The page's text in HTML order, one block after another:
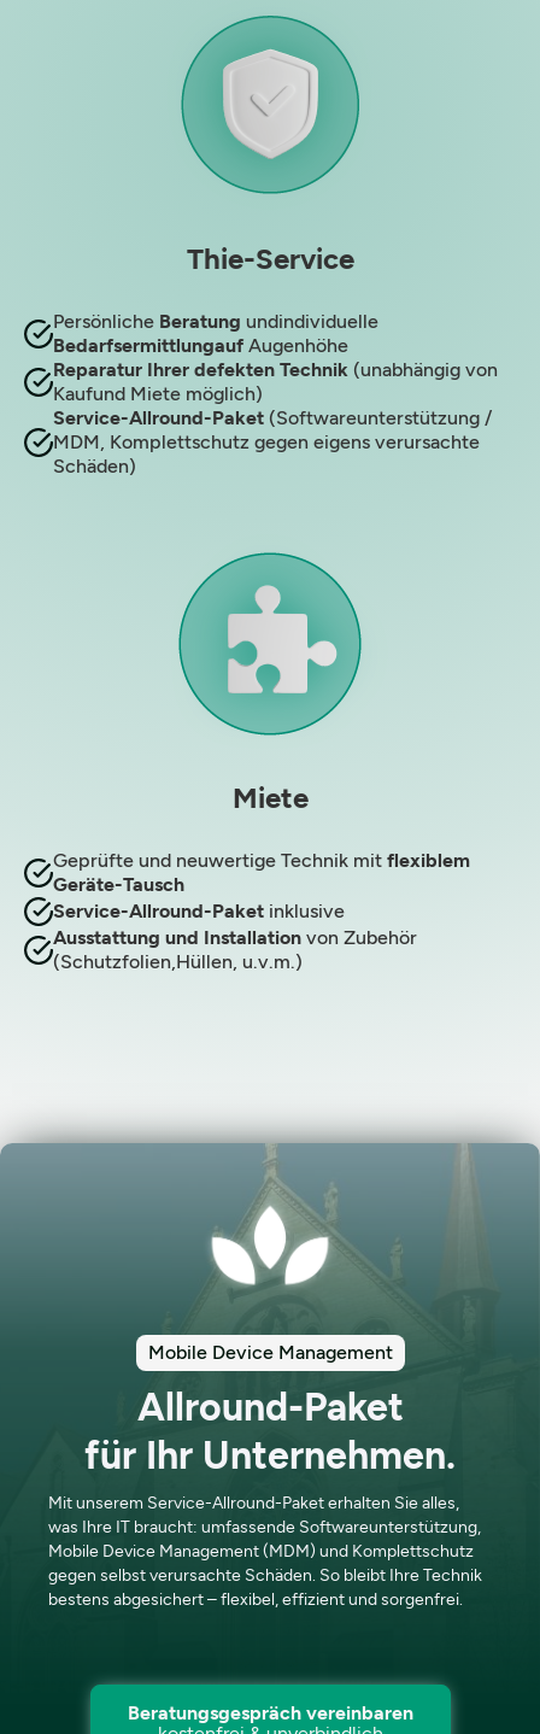
Thie-Service
Persönliche Beratung undindividuelle
Bedarfsermittlungauf Augenhöhe
Reparatur Ihrer defekten Technik (unabhängig von
Kaufund Miete möglich)
Service-Allround-Paket (Softwareunterstützung /
MDM, Komplettschutz gegen eigens verursachte
Schäden)
Miete
Geprüfte und neuwertige Technik mit flexiblem
Geräte-Tausch
Service-Allround-Paket inklusive
Ausstattung und Installation von Zubehör
(Schutzfolien,Hüllen, u.v.m.)
Mobile Device Management
Allround-Paket
für Ihr Unternehmen.
Mit unserem Service-Allround-Paket erhalten Sie alles,
was Ihre IT braucht: umfassende Softwareunterstützung,
Mobile Device Management (MDM) und Komplettschutz
gegen selbst verursachte Schäden. So bleibt Ihre Technik
bestens abgesichert – flexibel, effizient und sorgenfrei.
Beratungsgespräch vereinbaren